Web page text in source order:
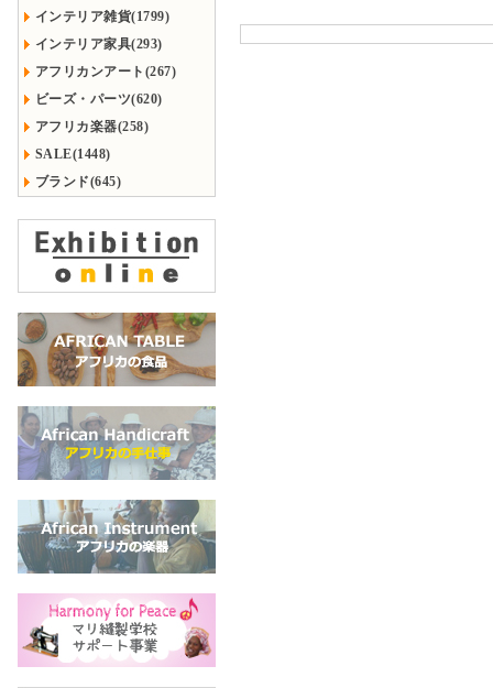
インテリア雑貨(1799)
インテリア家具(293)
アフリカンアート(267)
ビーズ・パーツ(620)
アフリカ楽器(258)
SALE(1448)
ブランド(645)